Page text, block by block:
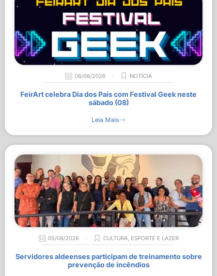
06/08/2026 NOTÍCIA
FeirArt celebra Dia dos Pais com Festival Geek neste
sábado (08)
Leia Mais
05/08/2026 CULTURA, ESPORTE E LAZER
Servidores aldeenses participam de treinamento sobre
prevenção de incêndios